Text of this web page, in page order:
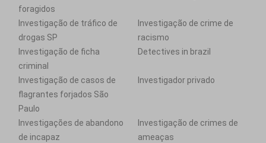
foragidos
Investigação de tráfico de
drogas SP
Investigação de crime de
racismo
Investigação de ficha
criminal
Detectives in brazil
Investigação de casos de
flagrantes forjados São
Paulo
Investigador privado
Investigações de abandono
de incapaz
Investigação de crimes de
ameaças